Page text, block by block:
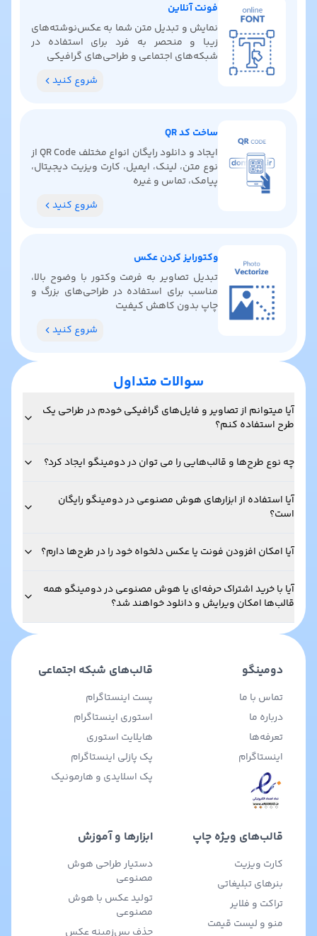
فونت آنلاین
نمایش و تبدیل متن شما به عکس‌نوشته‌های
زیبا و منحصر به فرد برای استفاده در
شبکه‌های اجتماعی و طراحی‌های گرافیکی
شروع کنید
ساخت کد QR
ایجاد و دانلود رایگان انواع مختلف QR Code از
نوع متن، لینک، ایمیل، کارت ویزیت دیجیتال،
پیامک، تماس و غیره
شروع کنید
وکتورایز کردن عکس
تبدیل تصاویر به فرمت وکتور با وضوح بالا،
مناسب برای استفاده در طراحی‌های بزرگ و
چاپ بدون کاهش کیفیت
شروع کنید
سوالات متداول
آیا میتوانم از تصاویر و فایل‌های گرافیکی خودم در طراحی یک
طرح استفاده کنم؟
چه نوع طرح‌ها و قالب‌هایی را می توان در دومینگو ایجاد کرد؟
آیا استفاده از ابزارهای هوش مصنوعی در دومینگو رایگان
است؟
آیا امکان افزودن فونت یا عکس دلخواه خود را در طرح‌ها دارم؟
آیا با خرید اشتراک حرفه‌ای یا هوش مصنوعی در دومینگو همه
قالب‌ها امکان ویرایش و دانلود خواهند شد؟
دومینگو
تماس با ما
درباره ما
تعرفه‌ها
اینستاگرام
قالب‌های شبکه اجتماعی
پست اینستاگرام
استوری اینستاگرام
هایلایت استوری
پک پازلی اینستاگرام
پک اسلایدی و هارمونیک
قالب‌های ویژه چاپ
کارت ویزیت
بنرهای تبلیغاتی
تراکت و فلایر
منو و لیست قیمت
ابزارها و آموزش
دستیار طراحی هوش
مصنوعی
تولید عکس با هوش
مصنوعی
حذف پس‌زمینه عکس